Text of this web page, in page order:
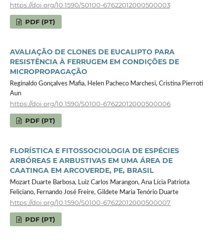
https://doi.org/10.1590/S0100-67622012000500003
PDF (PT)
AVALIAÇÃO DE CLONES DE EUCALIPTO PARA
RESISTÊNCIA À FERRUGEM EM CONDIÇÕES DE
MICROPROPAGAÇÃO
Reginaldo Gonçalves Mafia, Helen Pacheco Marchesi, Cristina Pierroti
Aun
https://doi.org/10.1590/S0100-67622012000500006
PDF (PT)
FLORÍSTICA E FITOSSOCIOLOGIA DE ESPÉCIES
ARBÓREAS E ARBUSTIVAS EM UMA ÁREA DE
CAATINGA EM ARCOVERDE, PE, BRASIL
Mozart Duarte Barbosa, Luiz Carlos Marangon, Ana Lícia Patriota
Feliciano, Fernando José Freire, Gildete Maria Tenório Duarte
https://doi.org/10.1590/S0100-67622012000500007
PDF (PT)